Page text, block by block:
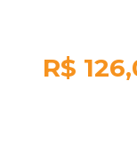
R$